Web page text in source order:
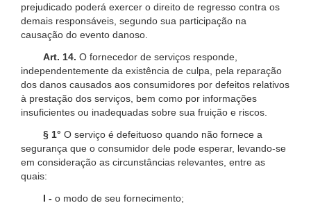
prejudicado poderá exercer o direito de regresso contra os
demais responsáveis, segundo sua participação na
causação do evento danoso.
Art. 14. O fornecedor de serviços responde,
independentemente da existência de culpa, pela reparação
dos danos causados aos consumidores por defeitos relativos
à prestação dos serviços, bem como por informações
insuficientes ou inadequadas sobre sua fruição e riscos.
§ 1° O serviço é defeituoso quando não fornece a
segurança que o consumidor dele pode esperar, levando-se
em consideração as circunstâncias relevantes, entre as
quais:
I - o modo de seu fornecimento;